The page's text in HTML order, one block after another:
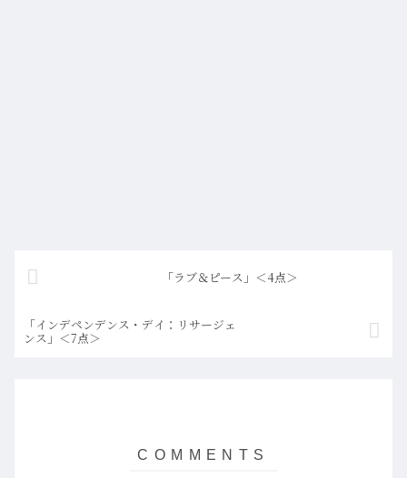
「ラブ＆ピース」＜4点＞
「インデペンデンス・デイ：リサージェ
ンス」＜7点＞